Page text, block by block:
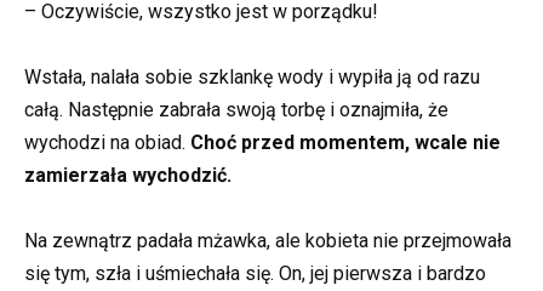
– Oczywiście, wszystko jest w porządku!
Wstała, nalała sobie szklankę wody i wypiła ją od razu
całą. Następnie zabrała swoją torbę i oznajmiła, że
wychodzi na obiad. Choć przed momentem, wcale nie
zamierzała wychodzić.
Na zewnątrz padała mżawka, ale kobieta nie przejmowała
się tym, szła i uśmiechała się. On, jej pierwsza i bardzo